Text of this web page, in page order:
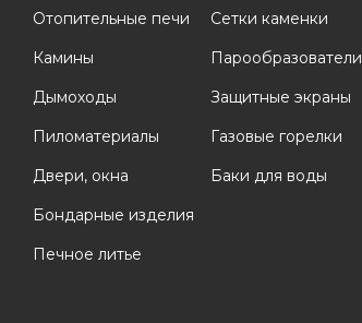
Отопительные печи
Камины
Дымоходы
Пиломатериалы
Двери, окна
Бондарные изделия
Печное литье
Сетки каменки
Парообразователи
Защитные экраны
Газовые горелки
Баки для воды